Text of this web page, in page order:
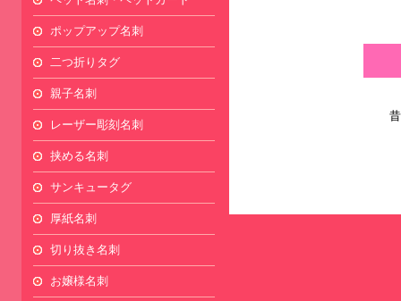
ポップアップ名刺
二つ折りタグ
親子名刺
レーザー彫刻名刺
挟める名刺
サンキュータグ
厚紙名刺
切り抜き名刺
お嬢様名刺